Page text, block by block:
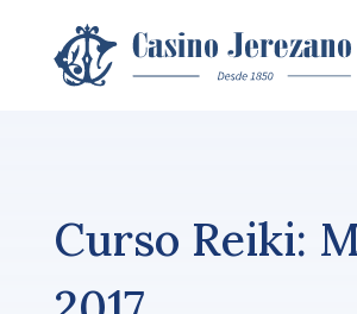
Curso Reiki: